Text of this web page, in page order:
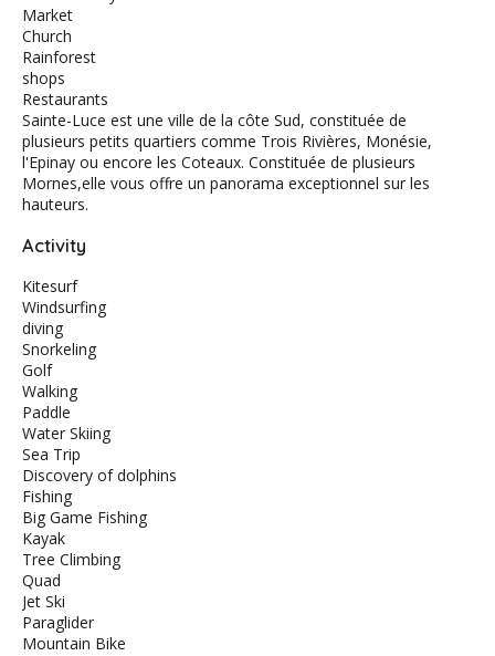
Market
Church
Rainforest
shops
Restaurants
Sainte-Luce est une ville de la côte Sud, constituée de
plusieurs petits quartiers comme Trois Rivières, Monésie,
l'Epinay ou encore les Coteaux. Constituée de plusieurs
Mornes,elle vous offre un panorama exceptionnel sur les
hauteurs.
Activity
Kitesurf
Windsurfing
diving
Snorkeling
Golf
Walking
Paddle
Water Skiing
Sea Trip
Discovery of dolphins
Fishing
Big Game Fishing
Kayak
Tree Climbing
Quad
Jet Ski
Paraglider
Mountain Bike